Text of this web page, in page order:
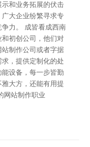
和业务拓展的伏击
大企业纷繁寻求专
力。 成皆看成西南
初创公司，他们对
制作公司或者字据
，提供定制化的处
设备，每一步皆勤
大方，还能有用提
网站制作职业